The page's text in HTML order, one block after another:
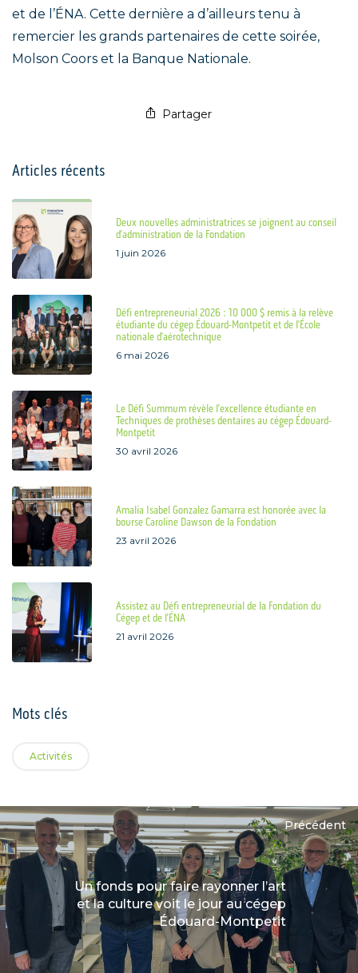
et de l’ÉNA. Cette dernière a d’ailleurs tenu à
remercier les grands partenaires de cette soirée,
Molson Coors et la Banque Nationale.
Partager
Articles récents
Deux nouvelles administratrices se joignent au conseil
d’administration de la Fondation
1 juin 2026
Défi entrepreneurial 2026 : 10 000 $ remis à la relève
étudiante du cégep Édouard-Montpetit et de l’École
nationale d’aérotechnique
6 mai 2026
Le Défi Summum révèle l’excellence étudiante en
Techniques de prothèses dentaires au cégep Édouard-
Montpetit
30 avril 2026
Amalia Isabel Gonzalez Gamarra est honorée avec la
bourse Caroline Dawson de la Fondation
23 avril 2026
Assistez au Défi entrepreneurial de la Fondation du
Cégep et de l’ÉNA
21 avril 2026
Mots clés
Activités
Précédent
Un fonds pour faire rayonner l’art
et la culture voit le jour au cégep
Édouard-Montpetit